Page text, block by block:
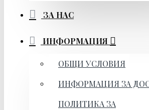
ЗА НАС
ИНФОРМАЦИЯ
ОБЩИ УСЛОВИЯ
ИНФОРМАЦИЯ ЗА
ПОЛИТИКА ЗА